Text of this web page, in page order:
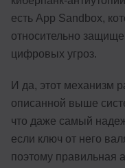
есть App Sandbox,
относительно
цифровых угроз.
И да, этот механизм
описанной выше
что даже самый
если ключ от него
поэтому правильная